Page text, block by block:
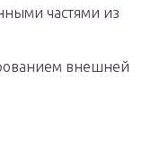
частями из
внешней